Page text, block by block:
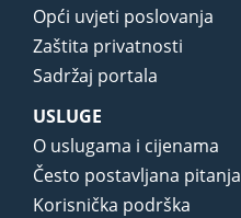
Opći uvjeti poslovanja
Zaštita privatnosti
Sadržaj portala
USLUGE
O uslugama i cijenama
Često postavljana pitanja
Korisnička podrška